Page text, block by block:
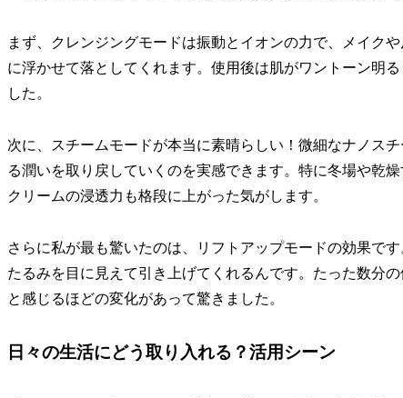
まず、クレンジングモードは振動とイオンの力で、メイク
に浮かせて落としてくれます。使用後は肌がワントーン明
した。
次に、スチームモードが本当に素晴らしい！微細なナノス
る潤いを取り戻していくのを実感できます。特に冬場や乾
クリームの浸透力も格段に上がった気がします。
さらに私が最も驚いたのは、リフトアップモードの効果で
たるみを目に見えて引き上げてくれるんです。たった数分
と感じるほどの変化があって驚きました。
日々の生活にどう取り入れる？活用シーン